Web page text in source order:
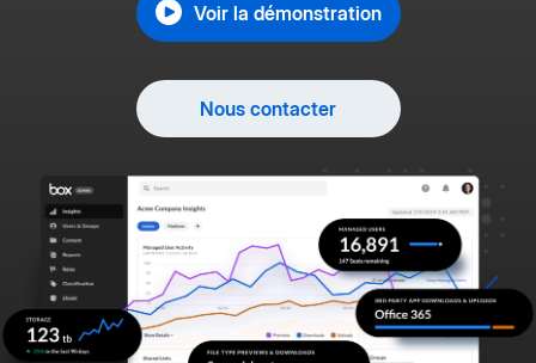
Voir la démonstration
Nous contacter